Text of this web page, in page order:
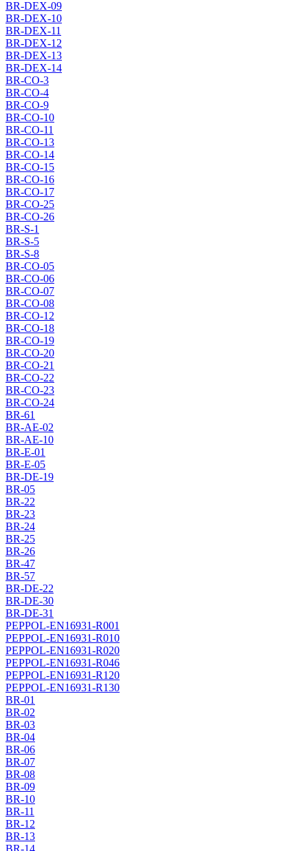
BR-DEX-09
BR-DEX-10
BR-DEX-11
BR-DEX-12
BR-DEX-13
BR-DEX-14
BR-CO-3
BR-CO-4
BR-CO-9
BR-CO-10
BR-CO-11
BR-CO-13
BR-CO-14
BR-CO-15
BR-CO-16
BR-CO-17
BR-CO-25
BR-CO-26
BR-S-1
BR-S-5
BR-S-8
BR-CO-05
BR-CO-06
BR-CO-07
BR-CO-08
BR-CO-12
BR-CO-18
BR-CO-19
BR-CO-20
BR-CO-21
BR-CO-22
BR-CO-23
BR-CO-24
BR-61
BR-AE-02
BR-AE-10
BR-E-01
BR-E-05
BR-DE-19
BR-05
BR-22
BR-23
BR-24
BR-25
BR-26
BR-47
BR-57
BR-DE-22
BR-DE-30
BR-DE-31
PEPPOL-EN16931-R001
PEPPOL-EN16931-R010
PEPPOL-EN16931-R020
PEPPOL-EN16931-R046
PEPPOL-EN16931-R120
PEPPOL-EN16931-R130
BR-01
BR-02
BR-03
BR-04
BR-06
BR-07
BR-08
BR-09
BR-10
BR-11
BR-12
BR-13
BR-14